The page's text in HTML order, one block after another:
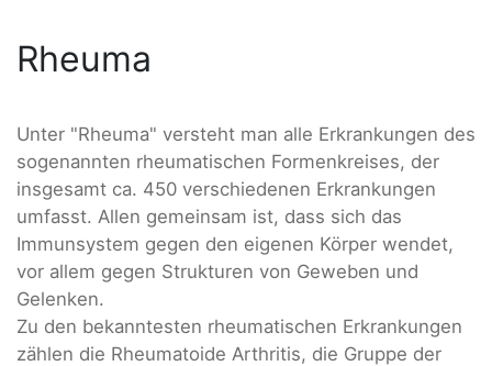
Rheuma
Unter "Rheuma" versteht man alle Erkrankungen des
sogenannten rheumatischen Formenkreises, der
insgesamt ca. 450 verschiedenen Erkrankungen
umfasst. Allen gemeinsam ist, dass sich das
Immunsystem gegen den eigenen Körper wendet,
vor allem gegen Strukturen von Geweben und
Gelenken.
Zu den bekanntesten rheumatischen Erkrankungen
zählen die Rheumatoide Arthritis, die Gruppe der